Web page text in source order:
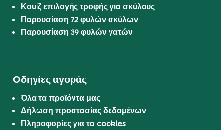
Κουίζ επιλογής τροφής για σκύλους
Παρουσίαση 72 φυλών σκύλων
Παρουσίαση 39 φυλών γατών
Οδηγίες αγοράς
Όλα τα προϊόντα μας
Δήλωση προστασίας δεδομένων
Πληροφορίες για τα cookies